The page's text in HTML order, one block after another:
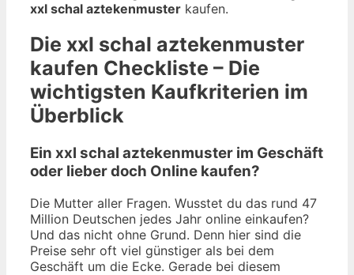
xxl schal aztekenmuster kaufen.
Die xxl schal aztekenmuster
kaufen Checkliste – Die
wichtigsten Kaufkriterien im
Überblick
Ein xxl schal aztekenmuster im Geschäft
oder lieber doch Online kaufen?
Die Mutter aller Fragen. Wusstet du das rund 47
Million Deutschen jedes Jahr online einkaufen?
Und das nicht ohne Grund. Denn hier sind die
Preise sehr oft viel günstiger als bei dem
Geschäft um die Ecke. Gerade bei diesem